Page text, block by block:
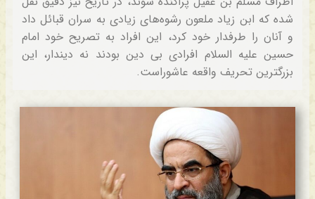
شده که ابن زیاد ملعون رشوه‌های زیادی به سران قبائل داد
و آنان را طرفدار خود کرد، این افراد به تصریح خود امام
حسین علیه السلام افرادی بی دین بودند نه دیندار، این
بزرگترین تحریف واقعه عاشوراست.